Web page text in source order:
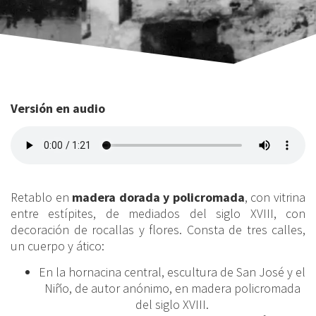
Versión en audio
Retablo en madera dorada y policromada, con vitrina
entre estípites, de mediados del siglo XVIII, con
decoración de rocallas y flores. Consta de tres calles,
un cuerpo y ático:
En la hornacina central, escultura de San José y el
Niño, de autor anónimo, en madera policromada
del siglo XVIII.